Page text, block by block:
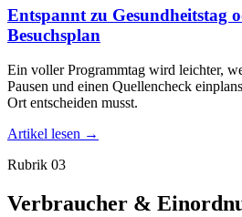
Entspannt zu Gesundheitstag
Besuchsplan
Ein voller Programmtag wird leichter,
Pausen und einen Quellencheck
Ort entscheiden musst.
Artikel lesen →
Rubrik 03
Verbraucher &